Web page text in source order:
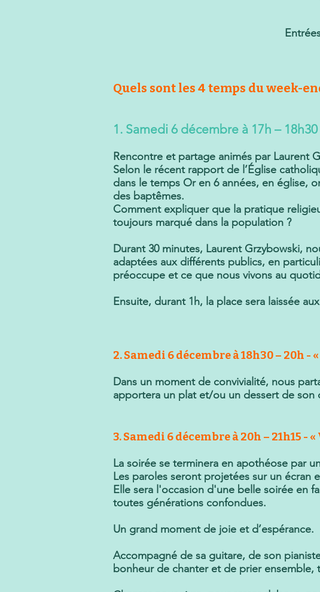
Quels sont les 4 temps du week-
1. Samedi 6 décembre à 17h –
Rencontre et partage animés par Laurent
Selon le récent rapport de l’Église
dans le temps Or en 6 années, en église,
des baptêmes.
Comment expliquer que la pratique
toujours marqué dans la population ?
Durant 30 minutes, Laurent Grzybowski,
adaptées aux différents publics, en
préoccupe et ce que nous vivons au
Ensuite, durant 1h, la place sera laissée
2. Samedi 6 décembre à 18h30 – 20h -
Dans un moment de convivialité, nous
apportera un plat et/ou un dessert de son
3. Samedi 6 décembre à 20h – 21h15 -
La soirée se terminera en apothéose par
Les paroles seront projetées sur un écran
Elle sera l'occasion d'une belle soirée en
toutes générations confondues.
Un grand moment de joie et d’espérance.
Accompagné de sa guitare, de son
bonheur de chanter et de prier ensemble,